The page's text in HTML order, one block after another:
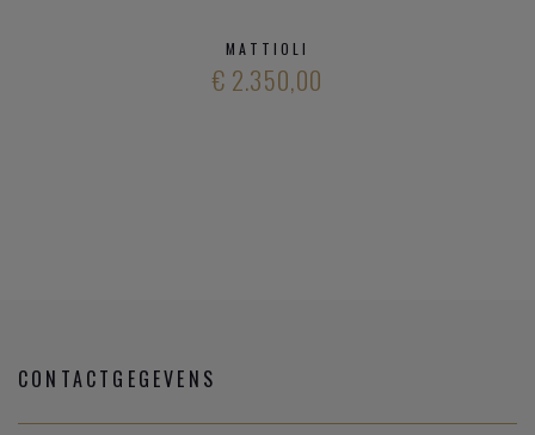
MATTIOLI
€ 2.350,00
CONTACTGEGEVENS